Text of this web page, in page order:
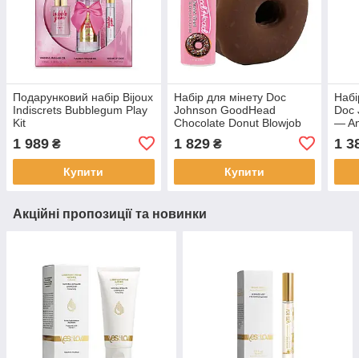
Подарунковий набір Bijoux
Indiscrets Bubblegum Play
Kit
1 989 ₴
Купити
Набір для мінету Doc
Johnson GoodHead
Chocolate Donut Blowjob
1 829₴
Купити
Doc
—
1
Акційні пропозиції та новинки